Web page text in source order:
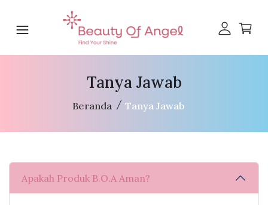
Tanya Jawab
Beranda Tanya Jawab
Apakah Produk B.O.A Aman?